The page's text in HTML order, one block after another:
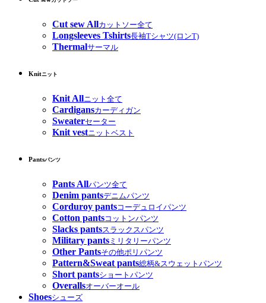
Cut sew Allカットソー全て
Longsleeves Tshirts長袖Tシャツ(ロンT)
Thermalサーマル
Knitニット
Knit Allニット全て
Cardigansカーディガン
Sweaterセーター
Knit vestニットベスト
Pantsパンツ
Pants Allパンツ全て
Denim pantsデニムパンツ
Corduroy pantsコーデュロイパンツ
Cotton pantsコットンパンツ
Slacks pantsスラックスパンツ
Military pants ミリタリーパンツ
Other Pantsその他ポリパンツ
Pattern&Sweat pants総柄&スウェットパンツ
Short pantsショートパンツ
Overallsオーバーオール
Shoesシューズ